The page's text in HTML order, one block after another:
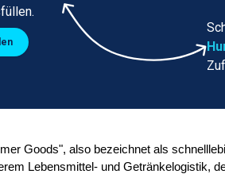
Goods", also bezeichnet als
Lebensmittel- und Getränkelogistik,